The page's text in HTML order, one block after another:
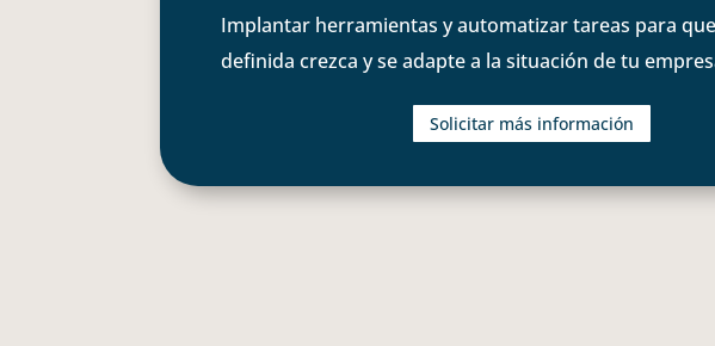
Implantar herramientas y automatizar tareas para
definida crezca y se adapte a la situación de tu
Solicitar más información